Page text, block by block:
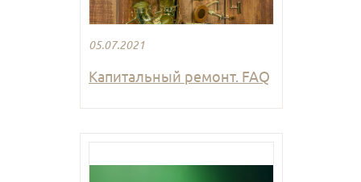
05.07.2021
Капитальный ремонт. FAQ